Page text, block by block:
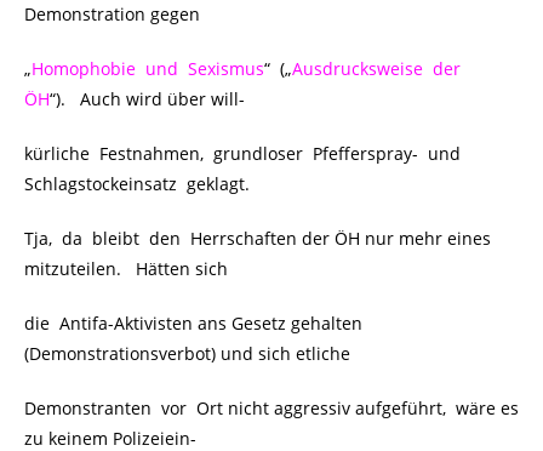
Demonstration gegen
„Homophobie und Sexismus“ („Ausdrucksweise der
ÖH“). Auch wird über will-
kürliche Festnahmen, grundloser Pfefferspray- und
Schlagstockeinsatz geklagt.
Tja, da bleibt den Herrschaften der ÖH nur mehr eines
mitzuteilen. Hätten sich
die Antifa-Aktivisten ans Gesetz gehalten
(Demonstrationsverbot) und sich etliche
Demonstranten vor Ort nicht aggressiv aufgeführt, wäre es
zu keinem Polizeiein-